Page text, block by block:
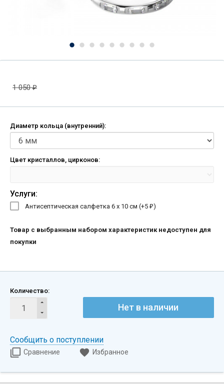
1 050₽
Диаметр кольца (внутренний):
Цвет кристаллов, цирконов:
Услуги:
Антисептическая салфетка 6 х 10 см (+5 ₽)
Товар с выбранным набором характеристик недоступен для
покупки
Количество:
Нет в наличии
Сообщить о поступлении
Сравнение Избранное